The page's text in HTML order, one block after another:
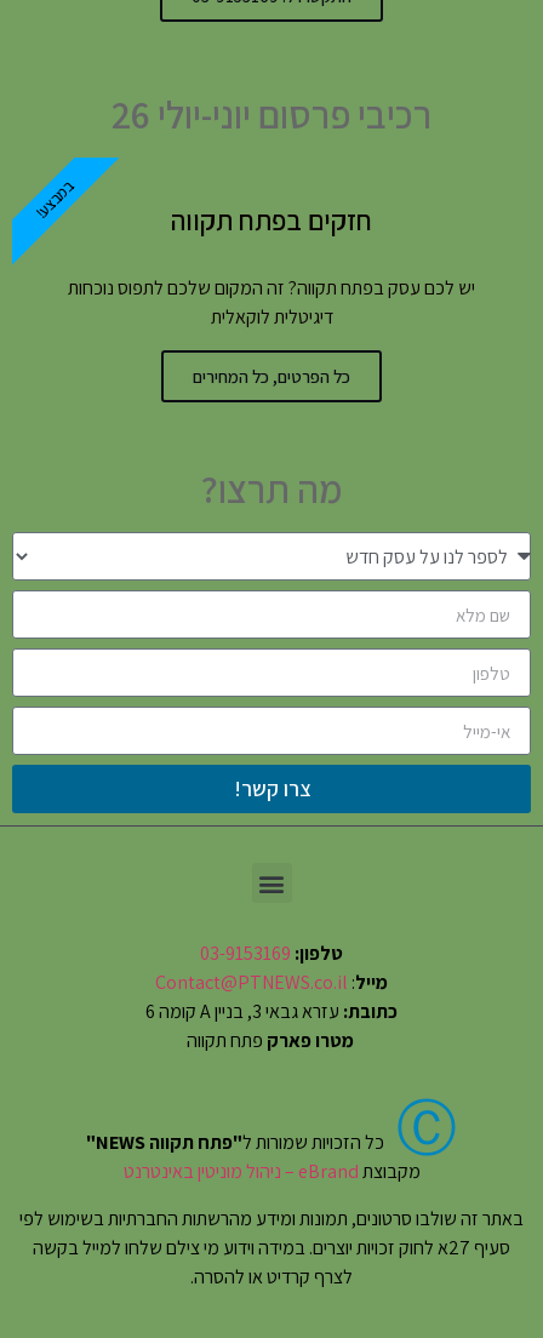
רכיבי פרסום יוני-יולי 26
חזקים בפתח תקווה
יש לכם עסק בפתח תקווה? זה המקום שלכם לתפוס נוכחות
דיגיטלית לוקאלית
כל הפרטים, כל המחירים
במבצע!
מה תרצו?
צרו קשר!
טלפון: 03-9153169
מייל:
Contact@PTNEWS.co.il
כתובת: עזרא גבאי 3, בניין A קומה 6
מטרו פארק פתח תקווה
Ⓒ כל הזכויות שמורות ל"פתח תקווה NEWS"
מקבוצתeBrand – ניהול מוניטין באינטרנט
באתר זה שולבו סרטונים, תמונות ומידע מהרשתות החברתיות בשימוש לפי
סעיף 27א לחוק זכויות יוצרים. במידה וידוע מי צילם שלחו למייל בקשה
לצרף קרדיט או להסרה.